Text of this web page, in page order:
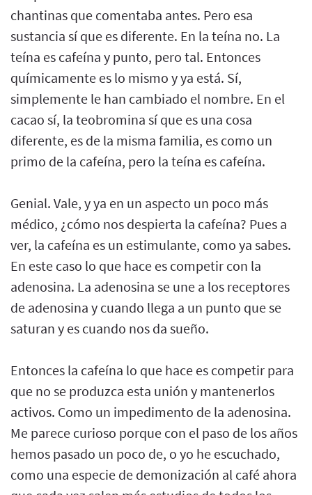
chantinas que comentaba antes. Pero esa
sustancia sí que es diferente. En la teína no. La
teína es cafeína y punto, pero tal. Entonces
químicamente es lo mismo y ya está. Sí,
simplemente le han cambiado el nombre. En el
cacao sí, la teobromina sí que es una cosa
diferente, es de la misma familia, es como un
primo de la cafeína, pero la teína es cafeína.
Genial. Vale, y ya en un aspecto un poco más
médico, ¿cómo nos despierta la cafeína? Pues a
ver, la cafeína es un estimulante, como ya sabes.
En este caso lo que hace es competir con la
adenosina. La adenosina se une a los receptores
de adenosina y cuando llega a un punto que se
saturan y es cuando nos da sueño.
Entonces la cafeína lo que hace es competir para
que no se produzca esta unión y mantenerlos
activos. Como un impedimento de la adenosina.
Me parece curioso porque con el paso de los años
hemos pasado un poco de, o yo he escuchado,
como una especie de demonización al café ahora